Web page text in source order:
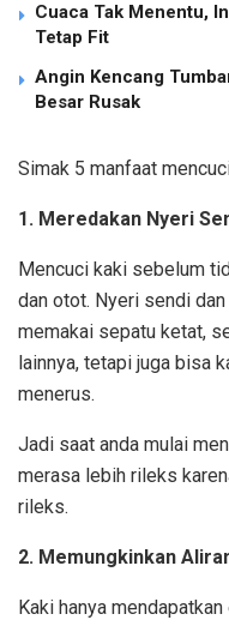
Cuaca Tak Menentu,
Tetap Fit
Angin Kencang
Besar Rusak
Simak 5 manfaat
1. Meredakan Nyeri
Mencuci kaki sebelum
dan otot. Nyeri sendi
memakai sepatu ketat,
lainnya, tetapi juga bisa
menerus.
Jadi saat anda mulai
merasa lebih rileks
rileks.
2. Memungkinkan
Kaki hanya